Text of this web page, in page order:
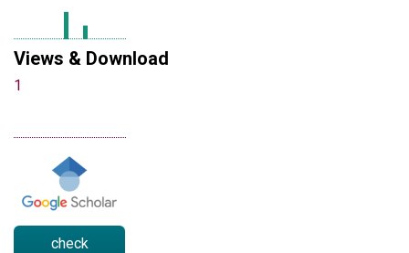
Views & Download
1
check